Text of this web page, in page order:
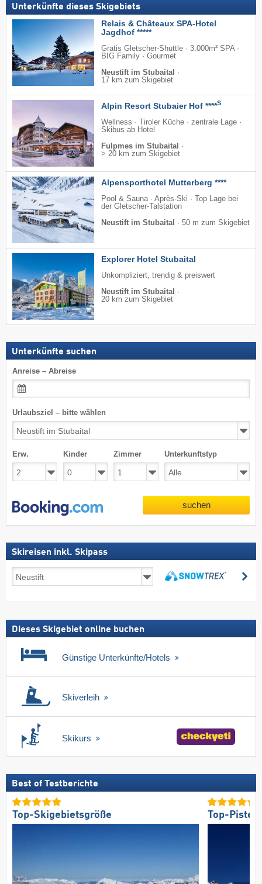
Unterkünfte dieses Skigebiets
Relais & Châteaux SPA-Hotel
Jagdhof *****
Gratis Gletscher-Shuttle · 3.000m² SPA ·
BIG Family · Gourmet
Neustift im Stubaital
·
17 km zum Skigebiet
Alpin Resort Stubaier Hof ****S
Wellness · Tiroler Küche · zentrale Lage ·
Skibus ab Hotel
Fulpmes im Stubaital
·
> 20 km zum Skigebiet
Alpensporthotel Mutterberg ****
Pool & Sauna · Après-Ski · Top Lage bei
der Gletscher-Talstation
Neustift im Stubaital
· 50 m zum Skigebiet
Explorer Hotel Stubaital
Unkompliziert, trendig & preiswert
Neustift im Stubaital
·
20 km zum Skigebiet
Unterkünfte suchen
Anreise – Abreise
Urlaubsziel – bitte wählen
Erw. Kinder Zimmer Unterkunftstyp
suchen
Skireisen inkl. Skipass
Skireisen
inkl.
Dieses Skigebiet online buchen
Günstige Unterkünfte/Hotels
Skiverleih
Skikurs
Best of Testberichte
Top-Skigebietsgröße Top-